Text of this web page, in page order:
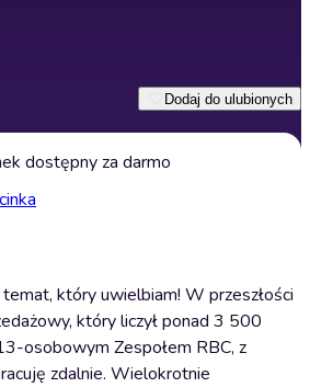
Dodaj do ulubionych
dostępny za darmo
który uwielbiam! W przeszłości
który liczył ponad 3 500
osobowym Zespołem RBC, z
zdalnie. Wielokrotnie